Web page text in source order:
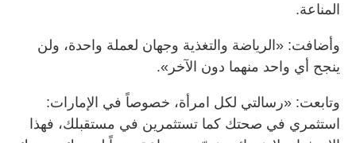
المناعة.
وأضافت: «الرياضة والتغذية وجهان لعملة واحدة، ولن
ينجح أي واحد منهما دون الآخر».
وتابعت: «رسالتي لكل امرأة، خصوصاً في الإمارات:
استثمري في صحتك كما تستثمرين في مستقبلك، فهذا